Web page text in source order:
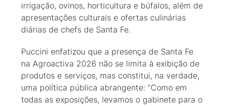
irrigação, ovinos, horticultura e búfalos, além de
apresentações culturais e ofertas culinárias
diárias de chefs de Santa Fe.
Puccini enfatizou que a presença de Santa Fe
na Agroactiva 2026 não se limita à exibição de
produtos e serviços, mas constitui, na verdade,
uma política pública abrangente: “Como em
todas as exposições, levamos o gabinete para o